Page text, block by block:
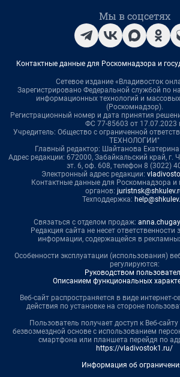
Мы в соцсетях
Контактные данные для Роскомнадзора и
Сетевое издание «Владивосток
Зарегистрировано Федеральной службой по
информационных технологий и
(Роскомнадзор).
Регистрационный номер и дата принятия
ФС 77-85603 от 17.07.2023
Учредитель: Общество с ограниченной
ТЕХНОЛОГИИ"
Главный редактор: Шайтанова
Адрес редакции: 672000, Забайкальский край, г.
эт. 6, оф. 608, телефон 8 (3022)
Электронный адрес редакции:
Контактные данные для Роскомнадзора и
органов:
Техподдержка:
Связаться с отделом продаж:
Редакция сайта не несет ответственности
информации, содержащейся в
Особенности эксплуатации (использования)
регулируются:
Руководством
Описанием функциональных
Веб-сайт распространяется в виде интернет-
действия по установке на стороне
Пользователь получает доступ к Веб-
безвозмездной основе с использованием
смартфона или планшета перейдя по
https://vladivostok1.ru/
Информация об